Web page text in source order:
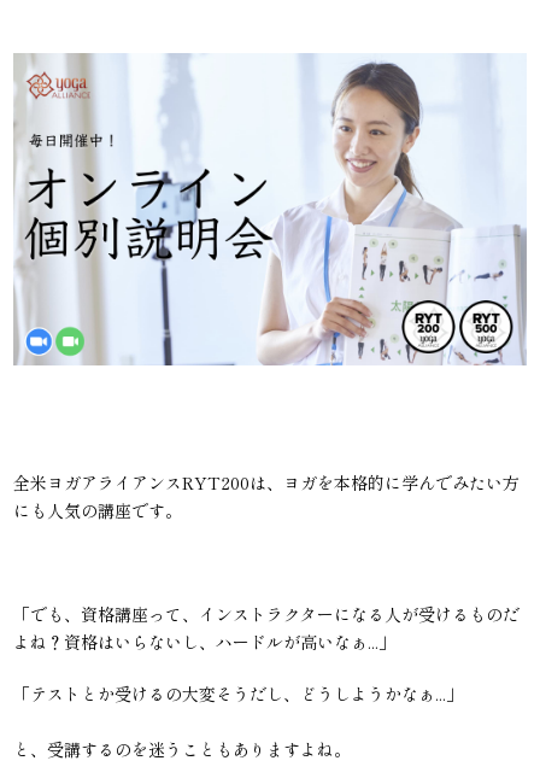
全米ヨガアライアンスRYT200は、ヨガを本格的に学んでみたい方
にも人気の講座です。
「でも、資格講座って、インストラクターになる人が受けるものだ
よね？資格はいらないし、ハードルが高いなぁ...」
「テストとか受けるの大変そうだし、どうしようかなぁ...」
と、受講するのを迷うこともありますよね。